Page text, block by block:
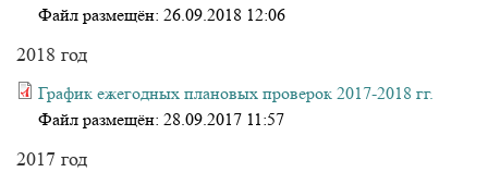
Файл размещён: 26.09.2018 12:06
2018 год
График ежегодных плановых проверок 2017-2018 гг.
Файл размещён: 28.09.2017 11:57
2017 год